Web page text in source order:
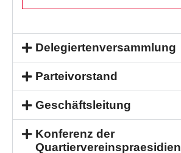
Delegiertenversammlung
Parteivorstand
Geschäftsleitung
Konferenz der
Quartiervereinspraesidien